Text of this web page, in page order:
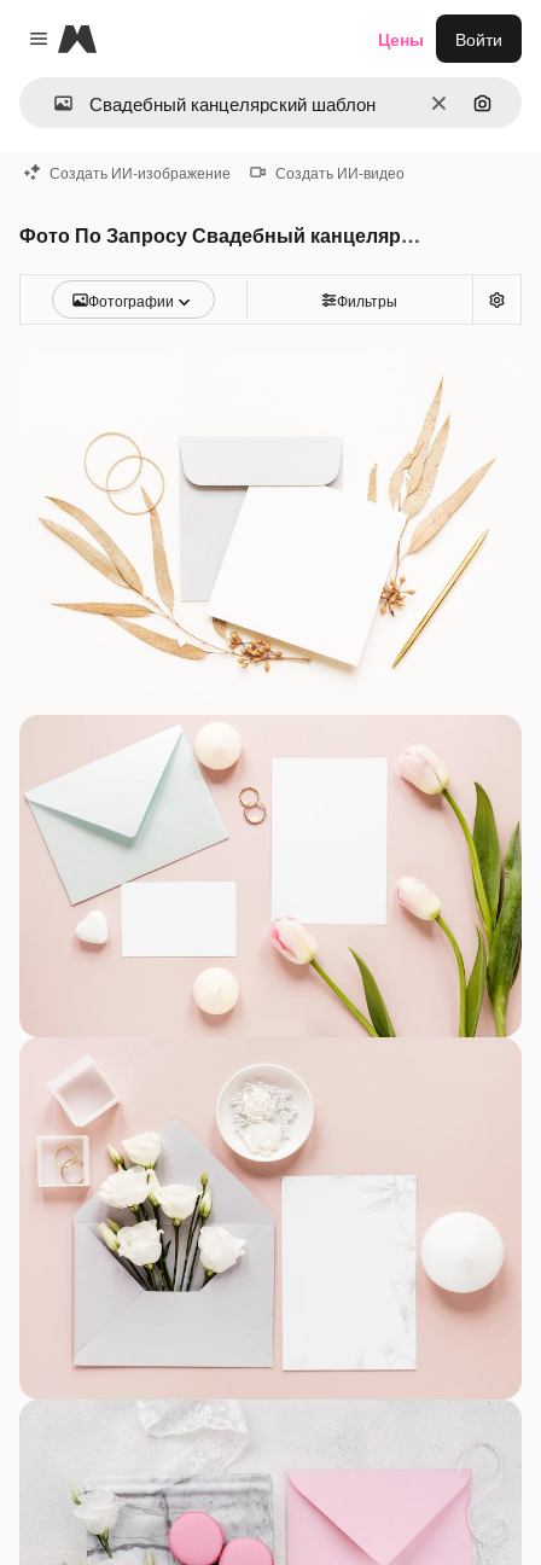
Close menu
Magnific
ОчиститьПоиск
Цены Войти
Создать ИИ-изображение Создать ИИ-видео
Фото По Запросу Свадебный канцелярский шаблон
Фотографии Фильтры